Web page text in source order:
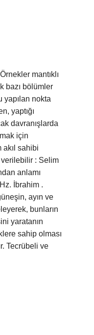
mantıklı
bazı bölümler
yapılan nokta
yaptığı
davranışlarda
için
akıl sahibi
: Selim
anlamı
İbrahim .
ayın ve
bunların
yaratanın
sahip olması
Tecrübeli ve